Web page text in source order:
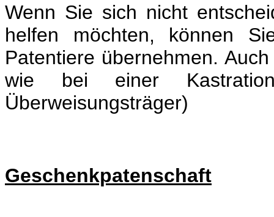
Wenn Sie sich nicht
helfen möchten, können
Patentiere übernehmen.
wie bei einer
Überweisungsträger)
Geschenkpatenschaft